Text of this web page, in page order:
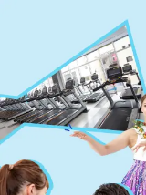
NASは続けたい人専